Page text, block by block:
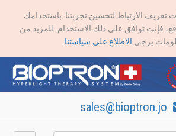
تعريف الارتباط لتحسين تجربتنا. باستخدامك
فإنت توافق على ذلك الاستخدام. للمزيد من
يرجى الاطلاع على سياستنا